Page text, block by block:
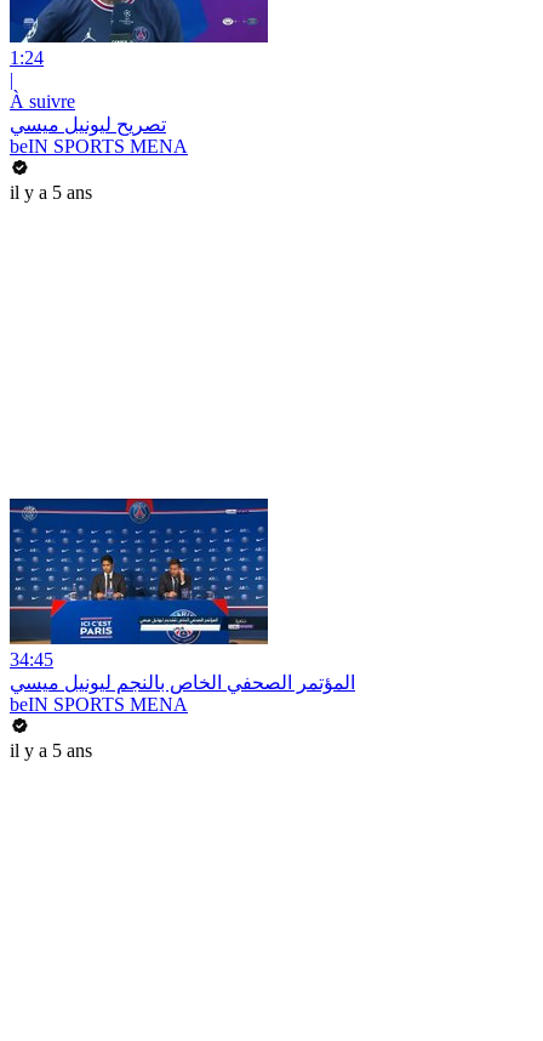
1:24
|
À suivre
تصريح ليونيل ميسي
beIN SPORTS MENA
il y a 5 ans
34:45
المؤتمر الصحفي الخاص بالنجم ليونيل ميسي
beIN SPORTS MENA
il y a 5 ans